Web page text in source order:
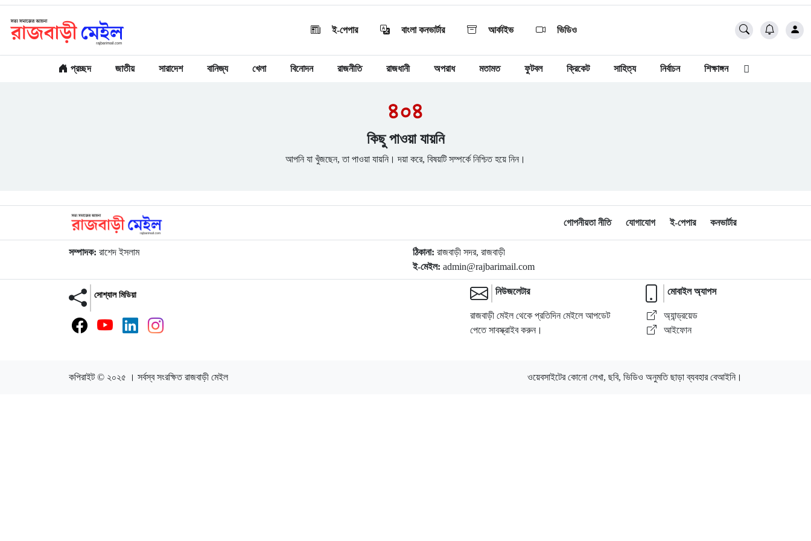
ই-পেপার বাংলা কনভার্টার আর্কাইভ ভিডিও
প্রচ্ছদ জাতীয় সারাদেশ বানিজ্য খেলা বিনোদন রাজনীতি রাজধানী অপরাধ মতামত ফুটবল ক্রিকেট সাহিত্য নির্বাচন শিক্ষাঙ্গন
৪০৪
কিছু পাওয়া যায়নি
আপনি যা খুঁজছেন, তা পাওয়া যায়নি। দয়া করে, বিষয়টি সম্পর্কে নিশ্চিত হয়ে নিন।
গোপনীয়তা নীতি যোগাযোগ ই-পেপার কনভার্টার
সম্পাদক: রাশেদ ইসলাম ঠিকানা: রাজবাড়ী সদর, রাজবাড়ী
ই-মেইল: admin@rajbarimail.com
সোশ্যাল মিডিয়া নিউজলেটার
রাজবাড়ী মেইল থেকে প্রতিদিন মেইলে আপডেট
পেতে সাবস্ক্রাইব করুন।
মোবাইল অ্যাপস
অ্যান্ড্রয়েড
আইফোন
কপিরাইট © ২০২৫ । সর্বস্ব সংরক্ষিত রাজবাড়ী মেইল ওয়েবসাইটের কোনো লেখা, ছবি, ভিডিও অনুমতি ছাড়া ব্যবহার বেআইনি।